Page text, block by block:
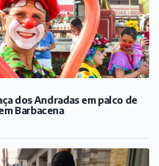
dos Andradas em palco de
Barbacena